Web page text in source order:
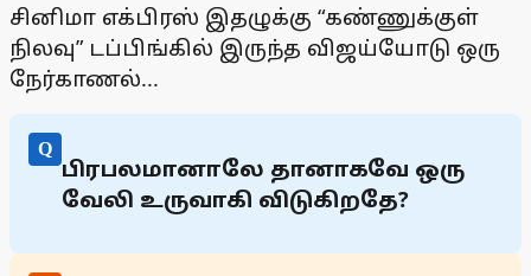
சினிமா எக்பிரஸ் இதழுக்கு “கண்ணுக்குள்
நிலவு” டப்பிங்கில் இருந்த விஜய்யோடு ஒரு
நேர்காணல்...
Q
பிரபலமானாலே தானாகவே ஒரு
வேலி உருவாகி விடுகிறதே?